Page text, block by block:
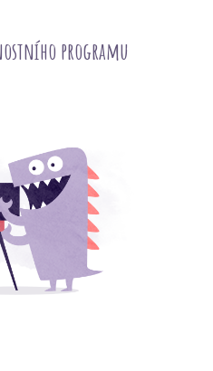
programu